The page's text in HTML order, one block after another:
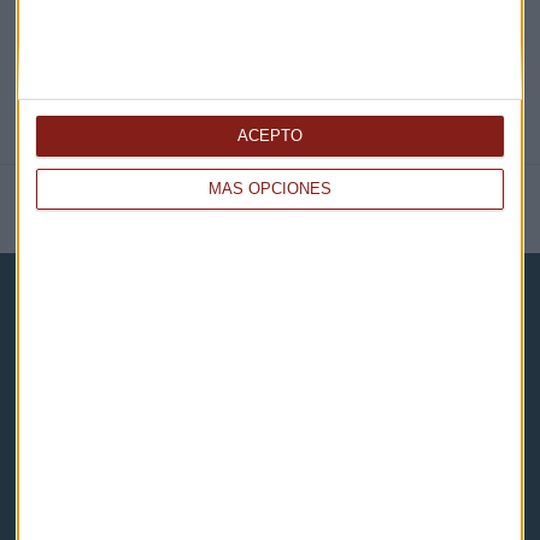
MÁS OPCIONES
ACEPTO
NOTICIAS RELACIONADAS